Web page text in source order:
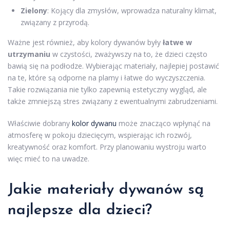
Zielony: Kojący dla zmysłów, wprowadza naturalny klimat,
związany z przyrodą.
Ważne jest również, aby kolory dywanów były łatwe w
utrzymaniu w czystości, zważywszy na to, że dzieci często
bawią się na podłodze. Wybierając materiały, najlepiej postawić
na te, które są odporne na plamy i łatwe do wyczyszczenia.
Takie rozwiązania nie tylko zapewnią estetyczny wygląd, ale
także zmniejszą stres związany z ewentualnymi zabrudzeniami.
Właściwie dobrany kolor dywanu może znacząco wpłynąć na
atmosferę w pokoju dziecięcym, wspierając ich rozwój,
kreatywność oraz komfort. Przy planowaniu wystroju warto
więc mieć to na uwadze.
Jakie materiały dywanów są
najlepsze dla dzieci?